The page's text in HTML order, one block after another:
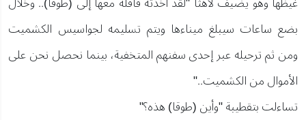
بضع ساعات سيبلغ ميناءها ويتم تسليمه لجواسيس الكشميت
ومن ثم ترحيله عبر إحدى سفنهم المتخفية، بينما نحصل نحن على
الأموال من الكشميت.."
تساءلت بتقطيبة "وأين (طوقا) هذه؟"